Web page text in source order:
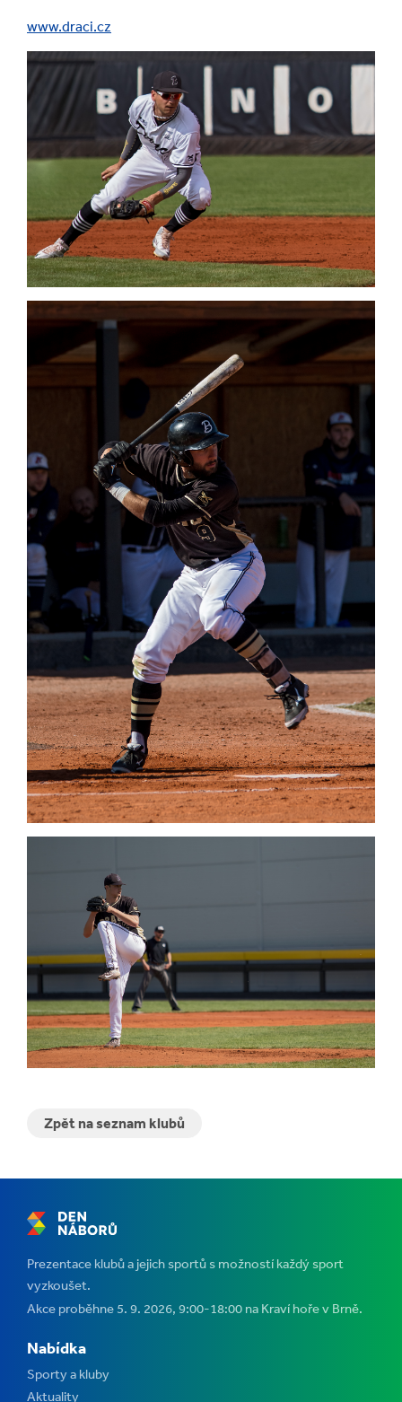
www.draci.cz
Zpět na seznam klubů
Prezentace klubů a jejich sportů s možností každý sport
vyzkoušet.
Akce proběhne 5. 9. 2026, 9:00-18:00 na Kraví hoře v Brně.
Nabídka
Sporty a kluby
Aktuality